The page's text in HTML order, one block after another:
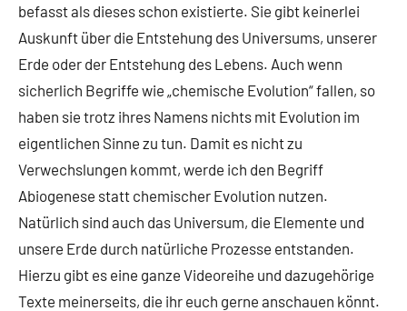
befasst als dieses schon existierte. Sie gibt keinerlei
Auskunft über die Entstehung des Universums, unserer
Erde oder der Entstehung des Lebens. Auch wenn
sicherlich Begriffe wie „chemische Evolution“ fallen, so
haben sie trotz ihres Namens nichts mit Evolution im
eigentlichen Sinne zu tun. Damit es nicht zu
Verwechslungen kommt, werde ich den Begriff
Abiogenese statt chemischer Evolution nutzen.
Natürlich sind auch das Universum, die Elemente und
unsere Erde durch natürliche Prozesse entstanden.
Hierzu gibt es eine ganze Videoreihe und dazugehörige
Texte meinerseits, die ihr euch gerne anschauen könnt.